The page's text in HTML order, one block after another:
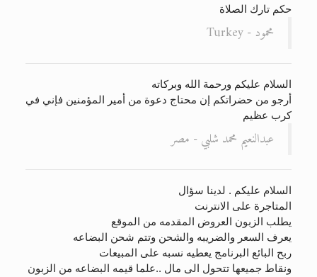
الحجّ.. دلالات، حِكم، وأهداف >> المزيد
حكم تارك الصلاة
محمود - Turkey
السلام عليكم ورحمة الله وبركاته
أرجو من حضراتكم إن محتاج دعوة من أمير المؤمنين فإني في
كرب عظيم
عبدالنعيم محمد شلبي - مصر
السلام عليكم . لدينا سؤال
المتاجرة على الانترنت
يطلب الزبون العروض المقدمه من الموقع
يعرف السعر والضريبه والشحن وتتم شحن البضاعه
ربح البائع البرنامج يعطيه نسبه على المبيعات
ونقاط جميعها تتحول الى مال ..علما قيمه البضاعه من الزبون